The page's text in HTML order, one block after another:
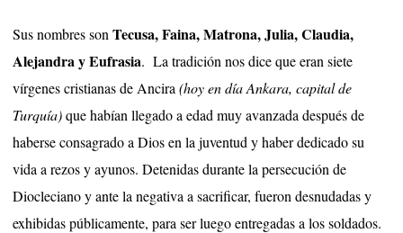
Sus nombres son Tecusa, Faina, Matrona, Julia, Claudia,
Alejandra y Eufrasia. La tradición nos dice que eran siete
vírgenes cristianas de Ancira (hoy en día Ankara, capital de
Turquía)que habían llegado a edad muy avanzada después de
haberse consagrado a Dios en la juventud y haber dedicado su
vida a rezos y ayunos. Detenidas durante la persecución de
Diocleciano y ante la negativa a sacrificar, fueron desnudadas y
exhibidas públicamente, para ser luego entregadas a los soldados.